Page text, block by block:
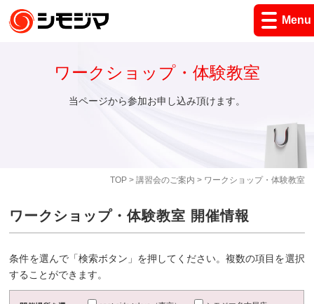
Menu
TOP> 講習会のご案内 > ワークショップ・体験教室
ワークショップ・体験教室
当ページから参加お申し込み頂けます。
ワークショップ・体験教室 開催情報
条件を選んで「検索ボタン」を押してください。複数の項目を選択
することができます。